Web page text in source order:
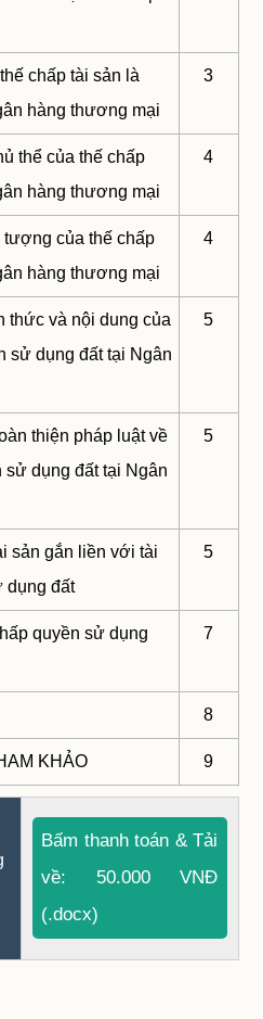
chấp tài sản là
hàng thương mại
3
thể của thế chấp
hàng thương mại
4
của thế chấp
hàng thương mại
4
thức và nội dung của
sử dụng đất tại Ngân
5
thiện pháp luật về
sử dụng đất tại Ngân
5
sản gắn liền với tài
dụng đất
5
quyền sử dụng
7
8
KHẢO 9
Bấm thanh toán & Tải
về: 50.000 VNĐ
(.docx)